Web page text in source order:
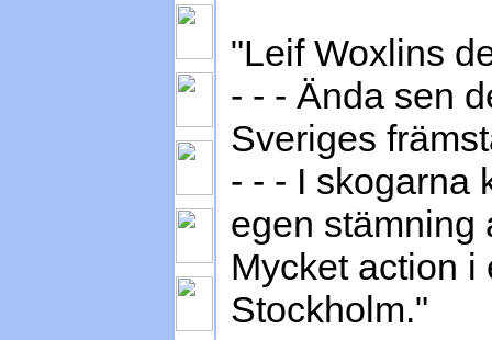
"Leif Woxlins
- - - Ända sen
Sveriges
- - - I skogarna
egen stämning
Mycket action i
Stockholm."